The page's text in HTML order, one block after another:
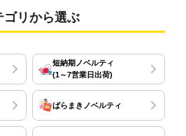
ゴリから選ぶ
短納期ノベルティ
(1～7営業日出荷)
ばらまきノベルティ